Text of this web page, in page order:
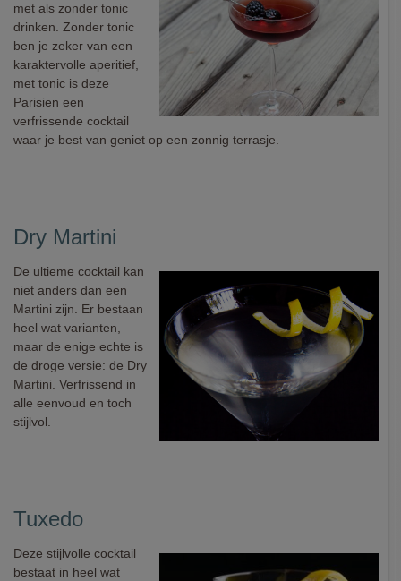
met als zonder tonic
drinken. Zonder tonic
ben je zeker van een
karaktervolle aperitief,
met tonic is deze
Parisien een
verfrissende cocktail
waar je best van geniet op een zonnig terrasje.
Dry Martini
De ultieme cocktail kan
niet anders dan een
Martini zijn. Er bestaan
heel wat varianten,
maar de enige echte is
de droge versie: de Dry
Martini. Verfrissend in
alle eenvoud en toch
stijlvol.
Tuxedo
Deze stijlvolle cocktail
bestaat in heel wat